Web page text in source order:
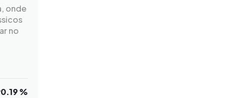
onde
no
%